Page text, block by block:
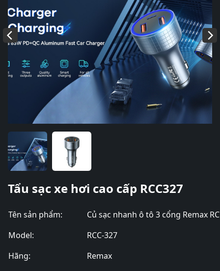
Tẩu sạc xe hơi cao cấp RCC327
Tên sản phẩm:
Củ sạc nhanh ô tô 3 cổng Remax
Model:
RCC-327
Hãng:
Remax